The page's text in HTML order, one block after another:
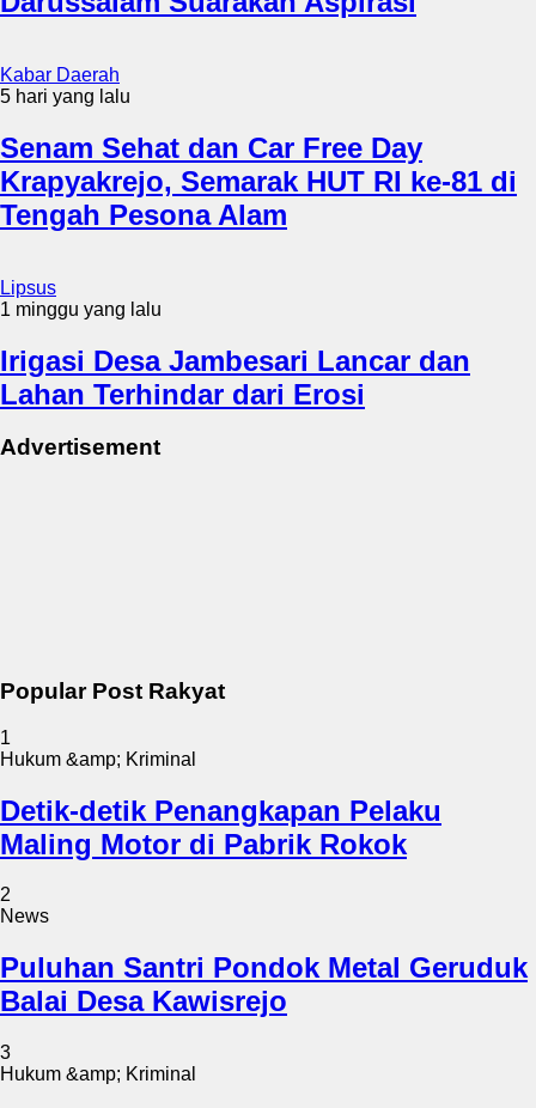
Kabar Daerah
5 hari yang lalu
Senam Sehat dan Car Free Day
Krapyakrejo, Semarak HUT RI ke-81 di
Tengah Pesona Alam
Lipsus
1 minggu yang lalu
Irigasi Desa Jambesari Lancar dan
Lahan Terhindar dari Erosi
Advertisement
Popular Post Rakyat
1
Hukum &amp; Kriminal
Detik-detik Penangkapan Pelaku
Maling Motor di Pabrik Rokok
2
News
Puluhan Santri Pondok Metal Geruduk
Balai Desa Kawisrejo
3
Hukum &amp; Kriminal